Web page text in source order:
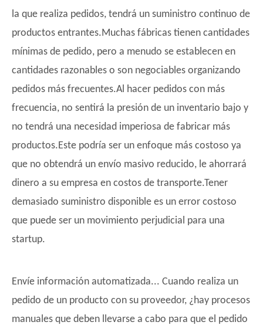
la que realiza pedidos, tendrá un suministro continuo de
productos entrantes.Muchas fábricas tienen cantidades
mínimas de pedido, pero a menudo se establecen en
cantidades razonables o son negociables organizando
pedidos más frecuentes.Al hacer pedidos con más
frecuencia, no sentirá la presión de un inventario bajo y
no tendrá una necesidad imperiosa de fabricar más
productos.Este podría ser un enfoque más costoso ya
que no obtendrá un envío masivo reducido, le ahorrará
dinero a su empresa en costos de transporte.Tener
demasiado suministro disponible es un error costoso
que puede ser un movimiento perjudicial para una
startup.
Envíe información automatizada... Cuando realiza un
pedido de un producto con su proveedor, ¿hay procesos
manuales que deben llevarse a cabo para que el pedido